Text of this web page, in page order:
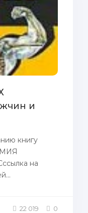
и
книгу
на
22 019 0